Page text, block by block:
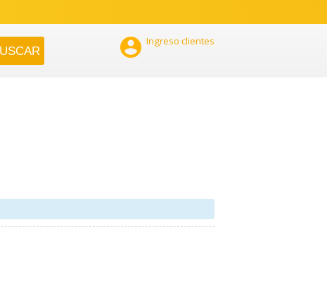
 Ingreso clientes